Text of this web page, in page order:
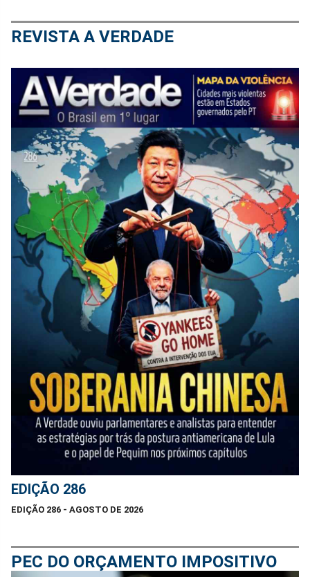
REVISTA A VERDADE
EDIÇÃO 286
EDIÇÃO 286 - AGOSTO DE 2026
PEC DO ORÇAMENTO IMPOSITIVO